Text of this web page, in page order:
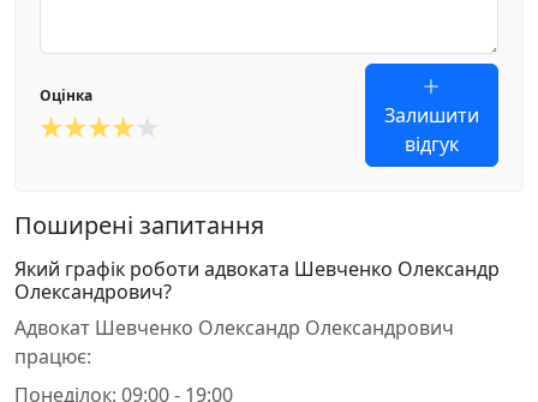
Оцінка
Залишити
відгук
Поширені запитання
Який графік роботи адвоката Шевченко Олександр
Олександрович?
Адвокат Шевченко Олександр Олександрович
працює:
Понеділок: 09:00 - 19:00